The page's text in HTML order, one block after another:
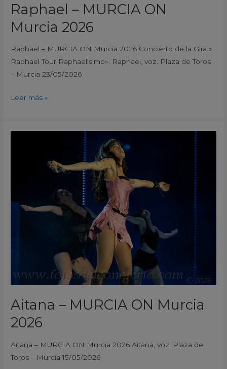
Raphael – MURCIA ON
Murcia 2026
Raphael – MURCIA ON Murcia 2026 Concierto de la Gira »
Raphael Tour Raphaelisimo». Raphael, voz. Plaza de Toros
– Murcia 23/05/2026
Leer más »
Aitana – MURCIA ON Murcia
2026
Aitana – MURCIA ON Murcia 2026 Aitana, voz. Plaza de
Toros – Murcia 15/05/2026
2026